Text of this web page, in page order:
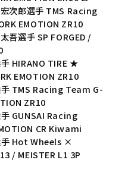
次郎選手 TMS Racing
EMOTION ZR10
吾選手 SP FORGED /
HIRANO TIRE ★
EMOTION ZR10
TMS Racing Team G-
ZR10
GUNSAI Racing
CR Kiwami
手 Hot Wheels ×
/ MEISTER L1 3P